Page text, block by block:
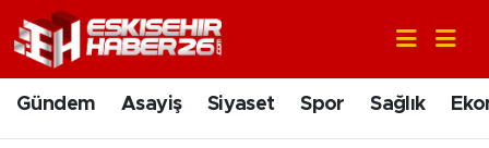
Gündem Asayiş Siyaset Spor Sağlık
Gündem
Asayiş
Nöbetçi Eczaneler
Hava Durumu